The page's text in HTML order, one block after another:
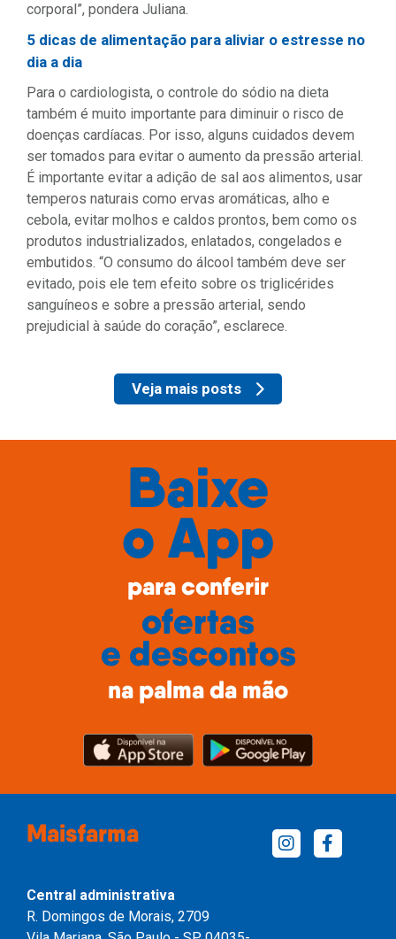
corporal”, pondera Juliana.
5 dicas de alimentação para aliviar o estresse no
dia a dia
Para o cardiologista, o controle do sódio na dieta
também é muito importante para diminuir o risco de
doenças cardíacas. Por isso, alguns cuidados devem
ser tomados para evitar o aumento da pressão arterial.
É importante evitar a adição de sal aos alimentos, usar
temperos naturais como ervas aromáticas, alho e
cebola, evitar molhos e caldos prontos, bem como os
produtos industrializados, enlatados, congelados e
embutidos. “O consumo do álcool também deve ser
evitado, pois ele tem efeito sobre os triglicérides
sanguíneos e sobre a pressão arterial, sendo
prejudicial à saúde do coração”, esclarece.
Veja mais posts
Baixe
o App
para conferir
ofertas
e descontos
na palma da mão
Maisfarma
Central administrativa
R. Domingos de Morais, 2709